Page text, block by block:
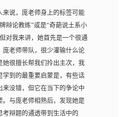
来说，庞老师身上的标签可能
辩论教练”或是“奇葩说土系小
对我来讲，她首先是一个很通
庞老师带队，很少灌输什么论
她很擅长帮我们拎出主次，我
学到的最重要启蒙是，有些话
来没错，但它在当下的争论中
。与庞老师相熟后，发现她是
考辩题的通透带到生活中的